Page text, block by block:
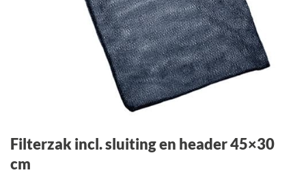
Filterzak incl. sluiting en header 45×30
cm